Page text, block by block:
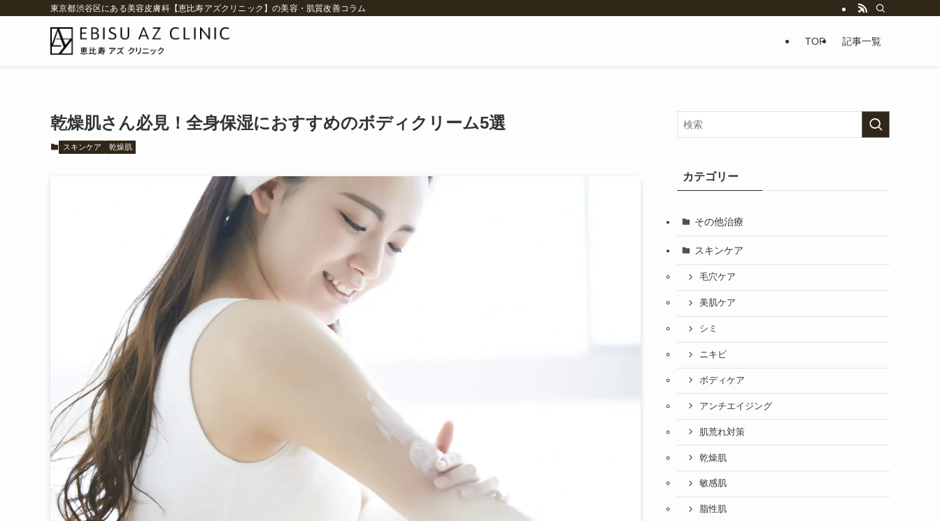
東京都渋谷区にある美容皮膚科【恵比寿アズクリニック】の美容・肌質改善コラム
TOP 記事一覧
乾燥肌さん必見！全身保湿におすすめのボディクリーム5選
スキンケア 乾燥肌
カテゴリー
その他治療
スキンケア
毛穴ケア
美肌ケア
シミ
ニキビ
ボディケア
アンチエイジング
肌荒れ対策
乾燥肌
敏感肌
脂性肌